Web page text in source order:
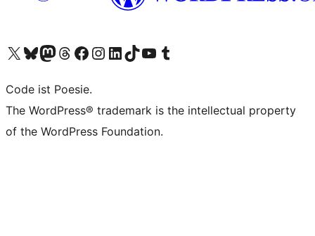
Das X-Konto (früher Twitter) von WordPress.org besuchen
Das Bluesky-Konto von WordPress.org besuchen
Das Mastodon-Konto von WordPress.org besuchen
Das Threads-Konto von WordPress.org besuchen
Die Facebook-Seite von WordPress.org besuchen
Das Instagram-Konto von WordPress.org besuchen
Das LinkedIn-Konto von WordPress.org besuchen
Das TikTok-Konto von WordPress.org besuchen
Den YouTube-Kanal von WordPress.org besuchen
Das Tumblr-Konto von WordPress.org besuchen
Code ist Poesie.
The WordPress® trademark is the intellectual property
of the WordPress Foundation.